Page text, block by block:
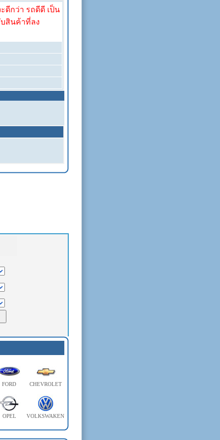
ดีกว่า รถดีดี เป็น
สินค้าที่ลง
FORD CHEVROLET
OPEL VOLKSWAKEN